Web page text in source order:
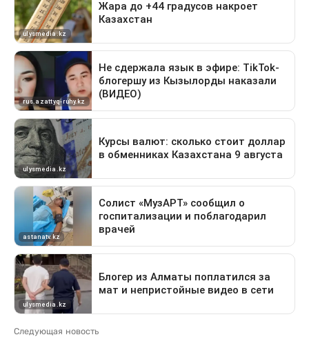
Следующая новость